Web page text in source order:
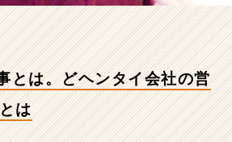
イ
ン】
|
ベ
とは。どヘンタイ会社の営
は